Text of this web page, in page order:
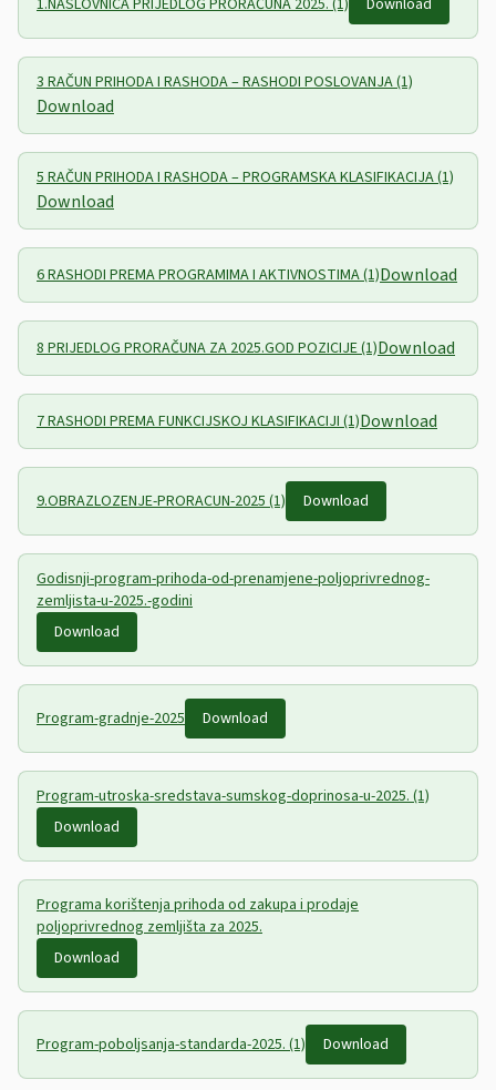
1.NASLOVNICA PRIJEDLOG PRORAČUNA 2025. (1) Download
3 RAČUN PRIHODA I RASHODA – RASHODI POSLOVANJA (1)
Download
5 RAČUN PRIHODA I RASHODA – PROGRAMSKA KLASIFIKACIJA (1)
Download
6 RASHODI PREMA PROGRAMIMA I AKTIVNOSTIMA (1)Download
8 PRIJEDLOG PRORAČUNA ZA 2025.GOD POZICIJE (1)Download
7 RASHODI PREMA FUNKCIJSKOJ KLASIFIKACIJI (1)Download
9.OBRAZLOZENJE-PRORACUN-2025 (1) Download
Godisnji-program-prihoda-od-prenamjene-poljoprivrednog-
zemljista-u-2025.-godini
Download
Program-gradnje-2025 Download
Program-utroska-sredstava-sumskog-doprinosa-u-2025. (1)
Download
Programa korištenja prihoda od zakupa i prodaje
poljoprivrednog zemljišta za 2025.
Download
Program-poboljsanja-standarda-2025. (1) Download